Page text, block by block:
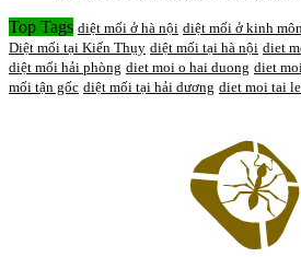
Top Tags diệt mối ở hà nội diệt mối ở kinh môn
Diệt mối tại Kiến Thụy diệt mối tại hà nội diet
diệt mối hải phòng diet moi o hai duong diet moi
mối tận gốc diệt mối tại hải dương diet moi tai